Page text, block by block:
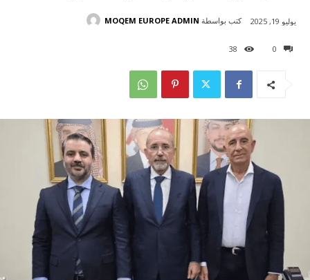
0
38
يوليو 19, 2025 كتب بواسطة MOQEM EUROPE ADMIN